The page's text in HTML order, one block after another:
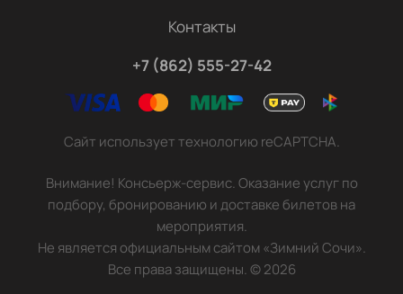
Контакты
+7 (862) 555-27-42
Сайт использует технологию reCAPTCHA.
Внимание! Консьерж-сервис. Оказание услуг по
подбору, бронированию и доставке билетов на
мероприятия.
Не является официальным сайтом «Зимний Сочи».
Все права защищены.©2026